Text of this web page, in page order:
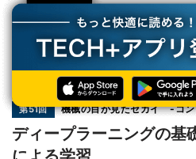
TECH+ テクノロジー
半導体
ディープラーニングの基礎(7) - 誤差逆伝搬
第51回 機械の目が見たセカイ -コン
ディープラーニングの基